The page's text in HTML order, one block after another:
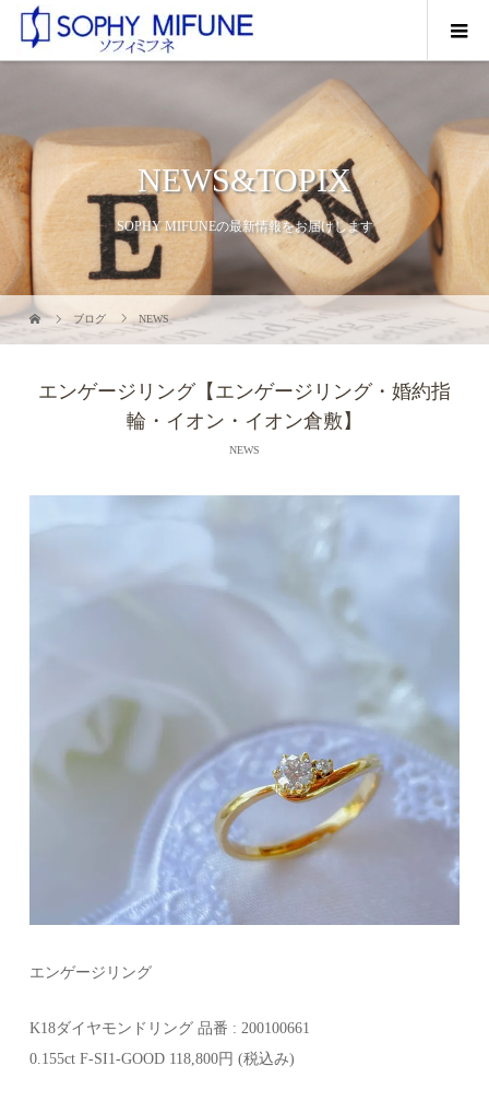
NEWS&TOPIX
SOPHY MIFUNEの最新情報をお届けします
ブログ NEWS
エンゲージリング【エンゲージリング・婚約指
輪・イオン・イオン倉敷】
NEWS
エンゲージリング
K18ダイヤモンドリング 品番 : 200100661
0.155ct F-SI1-GOOD 118,800円 (税込み)